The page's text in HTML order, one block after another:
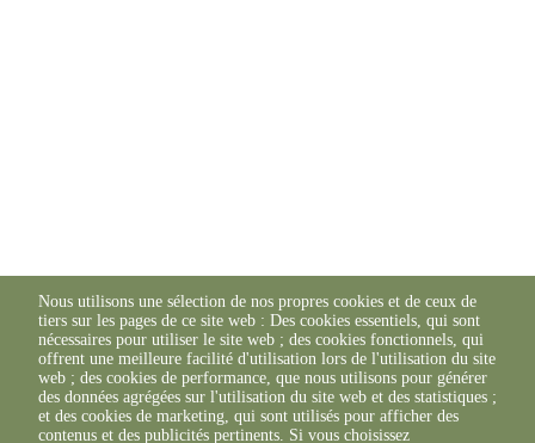
Nous utilisons une sélection de nos propres cookies et de ceux de
tiers sur les pages de ce site web : Des cookies essentiels, qui sont
nécessaires pour utiliser le site web ; des cookies fonctionnels, qui
offrent une meilleure facilité d'utilisation lors de l'utilisation du site
web ; des cookies de performance, que nous utilisons pour générer
des données agrégées sur l'utilisation du site web et des statistiques ;
et des cookies de marketing, qui sont utilisés pour afficher des
contenus et des publicités pertinents. Si vous choisissez